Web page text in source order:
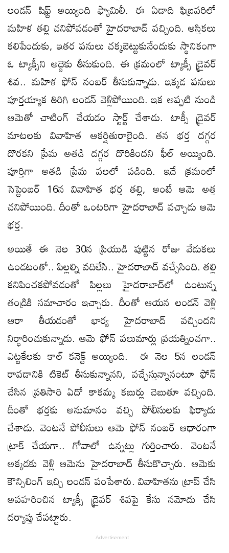
లండన్ షిఫ్ట్ అయ్యింది ఫ్యామిలీ. ఈ ఏడాది ఫిబ్రవరిలో
మహిళ తల్లి చనిపోవడంతో హైదరాబాద్ వచ్చింది. ఆస్తికలు
కలిపేందుకు, ఇతర పనులు చక్కబెట్టుకునేందుకు స్థానికంగా
ఓ ట్యాక్సీని అద్దెకు తీసుకుంది. ఈ క్రమంలో ట్యాక్సీ డ్రైవర్
శివ.. మహిళ ఫోన్ నంబర్ తీసుకున్నాడు. ఇక్కడ పనులు
పూర్తయ్యాక తిరిగి లండన్ వెళ్లిపోయింది. ఇక అప్పటి నుండి
ఆమెతో చాటింగ్ చేయడం స్టార్ట్ చేశాడు. టాక్సీ డ్రైవర్
మాటలకు వివాహిత ఆకర్షితురాలైంది. తన భర్త దగ్గర
దొరకని ప్రేమ అతడి దగ్గర దొరికిందని ఫీల్ అయ్యింది.
పూర్తిగా అతడి ప్రేమ వలలో పడింది. ఇదే క్రమంలో
సెప్టెంబర్ 16న వివాహిత భర్త తల్లి, అంటే ఆమె అత్త
చనిపోయింది. దీంతో ఒంటరిగా హైదరాబాద్ వచ్చాడు ఆమె
భర్త.
అయితే ఈ నెల 30న ప్రియుడి పుట్టిన రోజు వేడుకలు
ఉండటంతో.. పిల్లల్ని వదిలేసి.. హైదరాబాద్ వచ్చేసింది. తల్లి
కనిపించకపోవడంతో పిల్లలు హైదరాబాద్‌లో ఉంటున్న
తండ్రికి సమాచారం ఇచ్చారు. దీంతో ఆయన లండన్ వెళ్లి
ఆరా తీయడంతో భార్య హైదరాబాద్ వచ్చిందని
నిర్ధారించుకున్నాడు. ఆమె ఫోన్ పలుమార్లు ప్రయత్నించగా..
ఎట్టకేలకు కాల్ కనెక్ట్ అయ్యింది. ఈ నెల 5న లండన్
రావడానికి టికెట్ తీసుకున్నానని, వచ్చేస్తున్నానంటూ ఫోన్
చేసిన ప్రతిసారి ఏదో కాకమ్మ కబుర్లు చెబుతూ వచ్చింది.
దీంతో భర్తకు అనుమానం వచ్చి పోలీసులకు ఫిర్యాదు
చేశాడు. వెంటనే పోలీసులు ఆమె ఫోన్ నంబర్ ఆధారంగా
ట్రాక్ చేయగా.. గోవాలో ఉన్నట్లు గుర్తించారు. వెంటనే
అక్కడకు వెళ్లి ఆమెను హైదరాబాద్‌ తీసుకొచ్చారు. ఆమెకు
కౌన్సిలింగ్‌ ఇచ్చి లండన్ పంపేశారు. వివాహితను ట్రాప్‌ చేసి
అపహరించిన ట్యాక్సీ డ్రైవర్ శివపై కేసు నమోదు చేసి
దర్యాప్తు చేపట్టారు.